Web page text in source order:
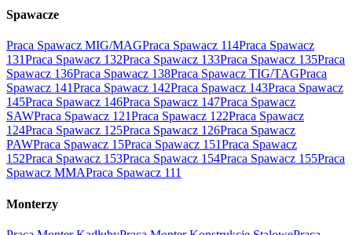
Spawacze
Praca Spawacz MIG/MAGPraca Spawacz 114Praca Spawacz
131Praca Spawacz 132Praca Spawacz 133Praca Spawacz 135Praca
Spawacz 136Praca Spawacz 138Praca Spawacz TIG/TAGPraca
Spawacz 141Praca Spawacz 142Praca Spawacz 143Praca Spawacz
145Praca Spawacz 146Praca Spawacz 147Praca Spawacz
SAWPraca Spawacz 121Praca Spawacz 122Praca Spawacz
124Praca Spawacz 125Praca Spawacz 126Praca Spawacz
PAWPraca Spawacz 15Praca Spawacz 151Praca Spawacz
152Praca Spawacz 153Praca Spawacz 154Praca Spawacz 155Praca
Spawacz MMAPraca Spawacz 111
Monterzy